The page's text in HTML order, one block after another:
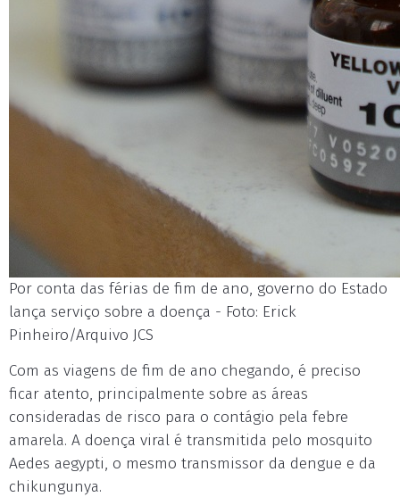
Por conta das férias de fim de ano, governo do Estado
lança serviço sobre a doença - Foto: Erick
Pinheiro/Arquivo JCS
Com as viagens de fim de ano chegando, é preciso
ficar atento, principalmente sobre as áreas
consideradas de risco para o contágio pela febre
amarela. A doença viral é transmitida pelo mosquito
Aedes aegypti, o mesmo transmissor da dengue e da
chikungunya.